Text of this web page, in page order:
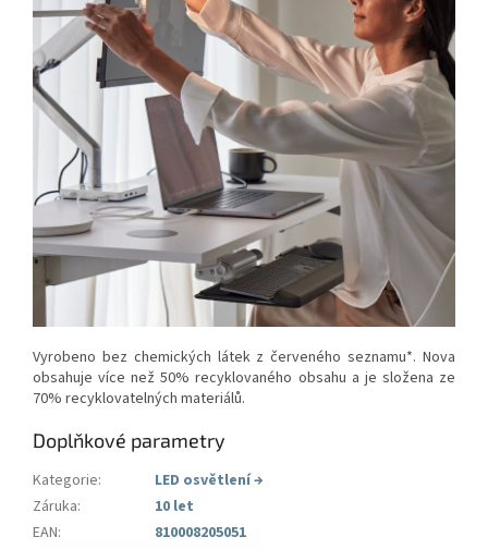
Vyrobeno bez chemických látek z červeného seznamu*. Nova
obsahuje více než 50% recyklovaného obsahu a je složena ze
70% recyklovatelných materiálů.
Doplňkové parametry
Kategorie: LED osvětlení→
Záruka:
10 let
EAN:
810008205051